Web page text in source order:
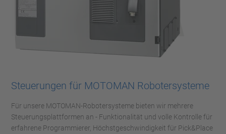
Steuerungen für MOTOMAN Robotersysteme
Für unsere MOTOMAN-Robotersysteme bieten wir mehrere
Steuerungsplattformen an - Funktionalität und volle Kontrolle für
erfahrene Programmierer, Höchstgeschwindigkeit für Pick&Place